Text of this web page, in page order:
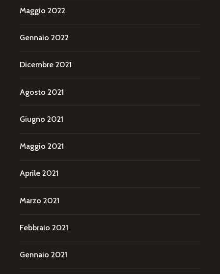
Maggio 2022
Gennaio 2022
Dicembre 2021
Agosto 2021
Giugno 2021
Maggio 2021
Aprile 2021
Marzo 2021
Febbraio 2021
Gennaio 2021